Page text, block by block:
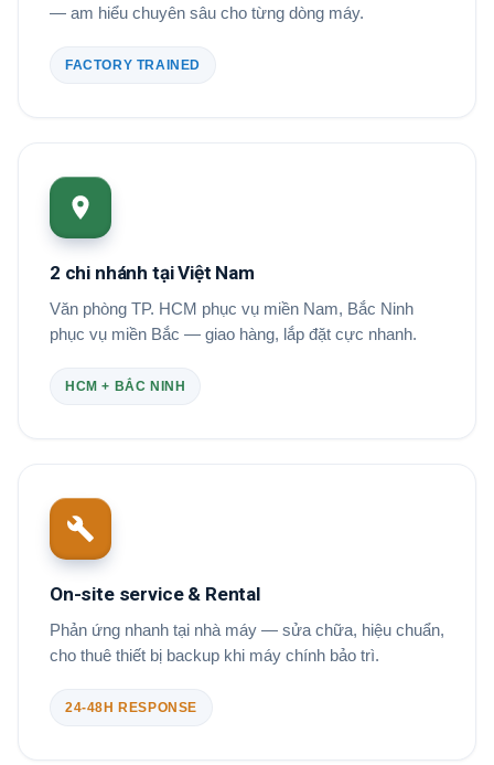
— am hiểu chuyên sâu cho từng dòng máy.
FACTORY TRAINED
2 chi nhánh tại Việt Nam
Văn phòng TP. HCM phục vụ miền Nam, Bắc Ninh
phục vụ miền Bắc — giao hàng, lắp đặt cực nhanh.
HCM + BẮC NINH
On-site service & Rental
Phản ứng nhanh tại nhà máy — sửa chữa, hiệu chuẩn,
cho thuê thiết bị backup khi máy chính bảo trì.
24-48H RESPONSE